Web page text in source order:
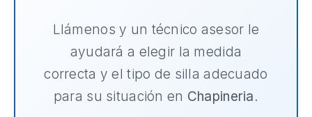
Llámenos y un técnico asesor le
ayudará a elegir la medida
correcta y el tipo de silla adecuado
para su situación en Chapineria.